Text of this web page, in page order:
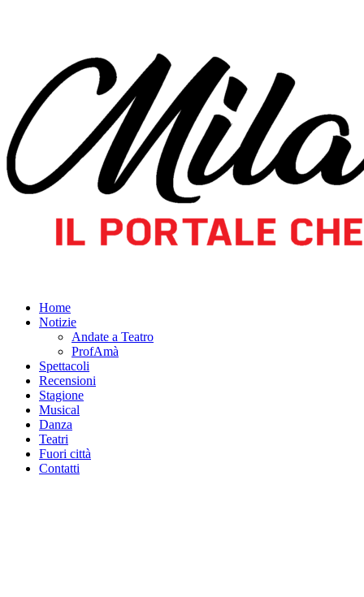
Home
Notizie
Andate a Teatro
ProfAmà
Spettacoli
Recensioni
Stagione
Musical
Danza
Teatri
Fuori città
Contatti